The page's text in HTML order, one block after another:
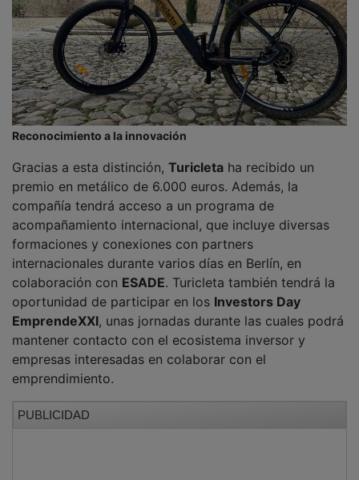
empresas interesadas en colaborar con el
emprendimiento.
PUBLICIDAD